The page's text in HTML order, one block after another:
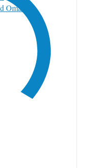
Omakase.